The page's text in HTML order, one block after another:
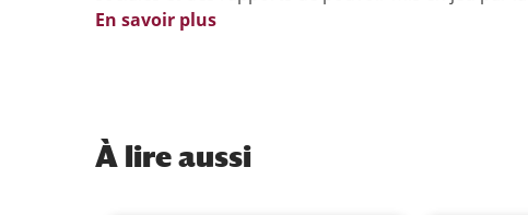
En savoir plus
À lire aussi